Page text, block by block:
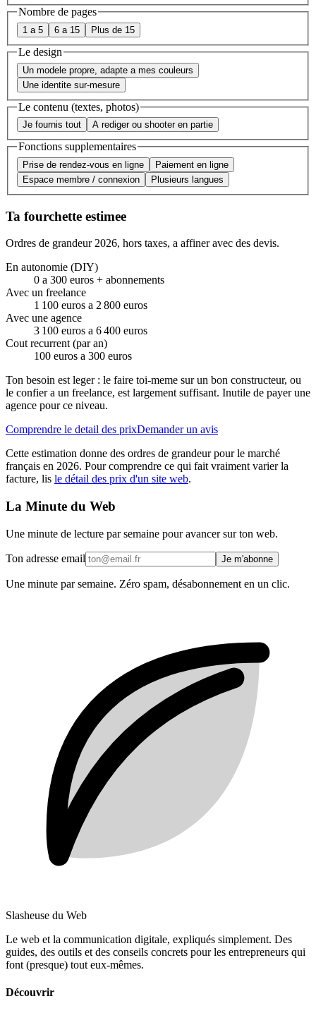
Nombre de pages
1 a 5 6 a 15 Plus de 15
Le design
Un modele propre, adapte a mes couleurs
Une identite sur-mesure
Le contenu (textes, photos)
Je fournis tout A rediger ou shooter en partie
Fonctions supplementaires
Prise de rendez-vous en ligne
Paiement en ligne
Espace membre / connexion
Plusieurs langues
Ta fourchette estimee
Ordres de grandeur 2026, hors taxes, a affiner avec des devis.
En autonomie (DIY)
0 a 300 euros + abonnements
Avec un freelance
1 100 euros a 2 800 euros
Avec une agence
3 100 euros a 6 400 euros
Cout recurrent (par an)
100 euros a 300 euros
Ton besoin est leger : le faire toi-meme sur un bon constructeur, ou
le confier a un freelance, est largement suffisant. Inutile de payer une
agence pour ce niveau.
Comprendre le detail des prixDemander un avis
Cette estimation donne des ordres de grandeur pour le marché
français en 2026. Pour comprendre ce qui fait vraiment varier la
facture, lis le détail des prix d'un site web.
La Minute du Web
Une minute de lecture par semaine pour avancer sur ton web.
Ton adresse email Je m'abonne
Une minute par semaine. Zéro spam, désabonnement en un clic.
Slasheuse du Web
Le web et la communication digitale, expliqués simplement. Des
guides, des outils et des conseils concrets pour les entrepreneurs qui
font (presque) tout eux-mêmes.
Découvrir